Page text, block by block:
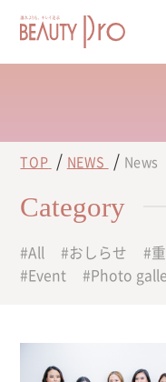
TOP NEWS News
Category
All おしらせ
Event
Photo